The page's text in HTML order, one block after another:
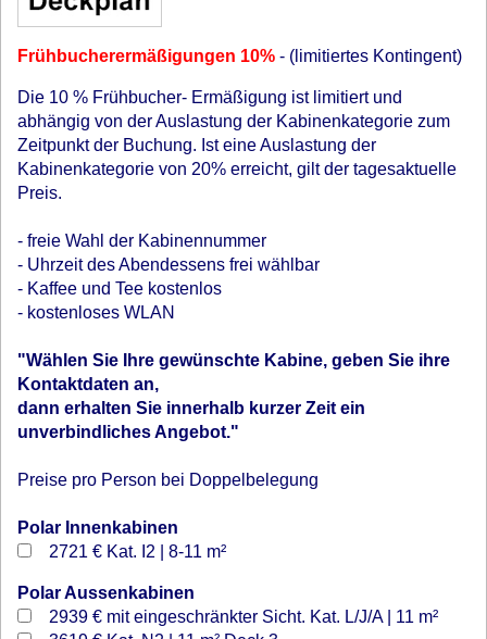
Frühbucherermäßigungen 10% - (limitiertes Kontingent)
Die 10 % Frühbucher- Ermäßigung ist limitiert und
abhängig von der Auslastung der Kabinenkategorie zum
Zeitpunkt der Buchung. Ist eine Auslastung der
Kabinenkategorie von 20% erreicht, gilt der tagesaktuelle
Preis.
- freie Wahl der Kabinennummer
- Uhrzeit des Abendessens frei wählbar
- Kaffee und Tee kostenlos
- kostenloses WLAN
"Wählen Sie Ihre gewünschte Kabine, geben Sie ihre
Kontaktdaten an,
dann erhalten Sie innerhalb kurzer Zeit ein
unverbindliches Angebot."
Preise pro Person bei Doppelbelegung
Polar Innenkabinen
2721 € Kat. I2 | 8-11 m²
Polar Aussenkabinen
2939 € mit eingeschränkter Sicht. Kat. L/J/A | 11 m²